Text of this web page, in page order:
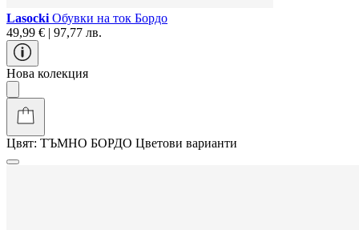
Lasocki Обувки на ток Бордо
49,99 € | 97,77 лв.
Нова колекция
Цвят: ТЪМНО БОРДО Цветови варианти